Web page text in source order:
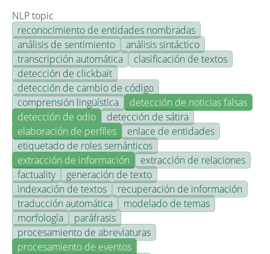
NLP topic
reconocimiento de entidades nombradas
análisis de sentimiento
análisis sintáctico
transcripción automática
clasificación de textos
detección de clickbait
detección de cambio de código
comprensión lingüística
detección de noticias falsas
detección de odio
detección de sátira
elaboración de perfiles
enlace de entidades
etiquetado de roles semánticos
extracción de información
extracción de relaciones
factuality
generación de texto
indexación de textos
recuperación de información
traducción automática
modelado de temas
morfología
paráfrasis
procesamiento de abreviaturas
procesamiento de eventos